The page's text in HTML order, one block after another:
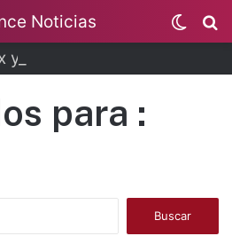
Switch
skin
para :